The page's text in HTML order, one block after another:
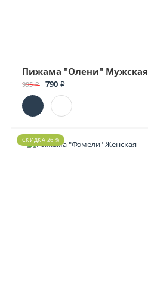
Пижама "Олени" Мужская
995 ₽ 790 ₽
СКИДКА 26 %